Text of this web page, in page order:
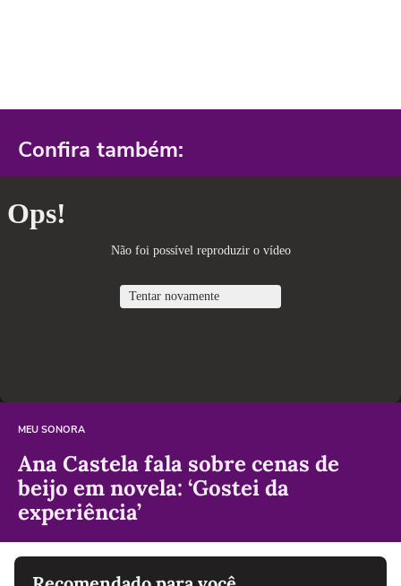
Confira também:
MEU SONORA
Ana Castela fala sobre cenas de
beijo em novela: ‘Gostei da
experiência’